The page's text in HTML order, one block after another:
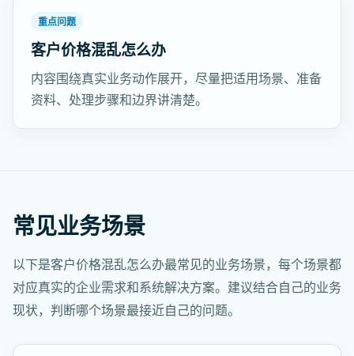
重点问题
客户价格混乱怎么办
内容围绕真实业务动作展开，尽量把适用场景、准备
资料、处理步骤和边界讲清楚。
常见业务场景
以下是客户价格混乱怎么办最常见的业务场景，每个场景都
对应真实的企业需求和系统解决方案。建议结合自己的业务
现状，判断哪个场景最接近自己的问题。